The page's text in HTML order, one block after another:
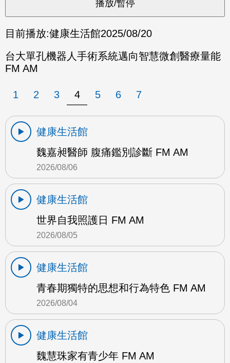
目前播放:健康生活館2025/08/20
台大單孔機器人手術系統邁向智慧微創醫療量能
FM AM
1 2 3 4 5 6 7
健康生活館
魏嘉昶醫師 腹痛鑑別診斷 FM AM
2026/08/06
健康生活館
世界自我照護日 FM AM
2026/08/05
健康生活館
青春期獨特的思想和行為特色 FM AM
2026/08/04
健康生活館
魏慧珠家有青少年 FM AM